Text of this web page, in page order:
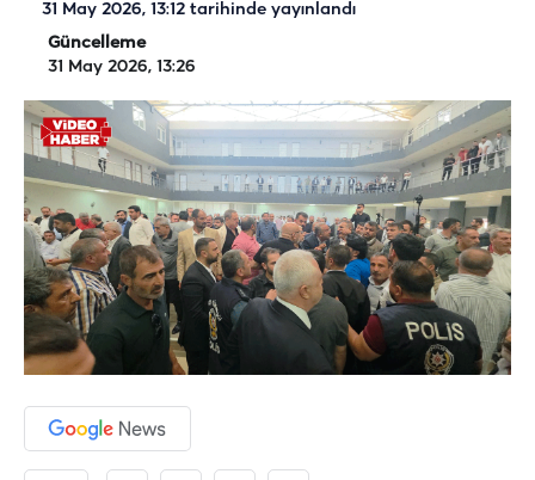
31 May 2026, 13:12 tarihinde yayınlandı
Güncelleme
31 May 2026, 13:26